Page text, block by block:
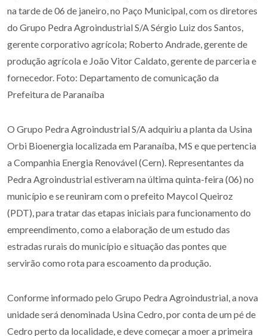
na tarde de 06 de janeiro, no Paço Municipal, com os diretores
do Grupo Pedra Agroindustrial S/A Sérgio Luiz dos Santos,
gerente corporativo agrícola; Roberto Andrade, gerente de
produção agrícola e João Vitor Caldato, gerente de parceria e
fornecedor. Foto: Departamento de comunicação da
Prefeitura de Paranaíba
O Grupo Pedra Agroindustrial S/A adquiriu a planta da Usina
Orbi Bioenergia localizada em Paranaíba, MS e que pertencia
a Companhia Energia Renovável (Cern). Representantes da
Pedra Agroindustrial estiveram na última quinta-feira (06) no
município e se reuniram com o prefeito Maycol Queiroz
(PDT), para tratar das etapas iniciais para funcionamento do
empreendimento, como a elaboração de um estudo das
estradas rurais do município e situação das pontes que
servirão como rota para escoamento da produção.
Conforme informado pelo Grupo Pedra Agroindustrial, a nova
unidade será denominada Usina Cedro, por conta de um pé de
Cedro perto da localidade, e deve começar a moer a primeira